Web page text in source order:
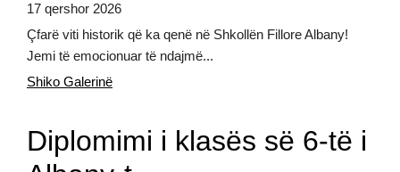
17 qershor 2026
Çfarë viti historik që ka qenë në Shkollën Fillore Albany!
Jemi të emocionuar të ndajmë...
Shiko Galerinë
Diplomimi i klasës së 6-të i